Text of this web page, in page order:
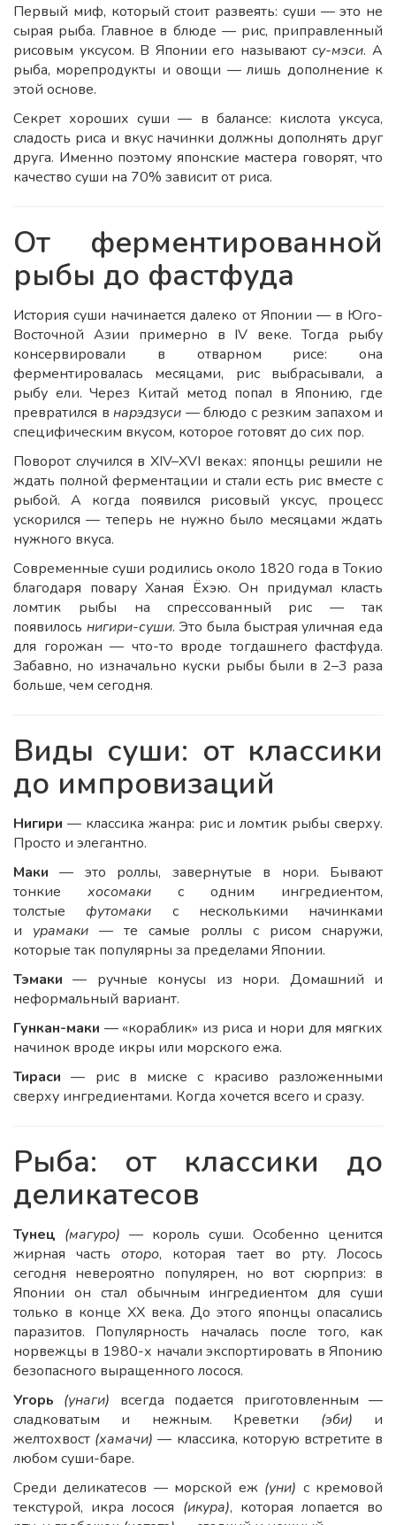
Первый миф, который стоит развеять: суши — это не
сырая рыба. Главное в блюде — рис, приправленный
рисовым уксусом. В Японии его называют су-мэси. А
рыба, морепродукты и овощи — лишь дополнение к
этой основе.
Секрет хороших суши — в балансе: кислота уксуса,
сладость риса и вкус начинки должны дополнять друг
друга. Именно поэтому японские мастера говорят, что
качество суши на 70% зависит от риса.
От ферментированной
рыбы до фастфуда
История суши начинается далеко от Японии — в Юго-
Восточной Азии примерно в IV веке. Тогда рыбу
консервировали в отварном рисе: она
ферментировалась месяцами, рис выбрасывали, а
рыбу ели. Через Китай метод попал в Японию, где
превратился в нарэдзуси — блюдо с резким запахом и
специфическим вкусом, которое готовят до сих пор.
Поворот случился в XIV–XVI веках: японцы решили не
ждать полной ферментации и стали есть рис вместе с
рыбой. А когда появился рисовый уксус, процесс
ускорился — теперь не нужно было месяцами ждать
нужного вкуса.
Современные суши родились около 1820 года в Токио
благодаря повару Ханая Ёхэю. Он придумал класть
ломтик рыбы на спрессованный рис — так
появилось нигири-суши. Это была быстрая уличная еда
для горожан — что-то вроде тогдашнего фастфуда.
Забавно, но изначально куски рыбы были в 2–3 раза
больше, чем сегодня.
Виды суши: от классики
до импровизаций
Нигири — классика жанра: рис и ломтик рыбы сверху.
Просто и элегантно.
Маки — это роллы, завернутые в нори. Бывают
тонкие хосомаки с одним ингредиентом,
толстыефутомаки с несколькими начинками
и урамаки — те самые роллы с рисом снаружи,
которые так популярны за пределами Японии.
Тэмаки — ручные конусы из нори. Домашний и
неформальный вариант.
Гункан-маки — «кораблик» из риса и нори для мягких
начинок вроде икры или морского ежа.
Тираси — рис в миске с красиво разложенными
сверху ингредиентами. Когда хочется всего и сразу.
Рыба: от классики до
деликатесов
Тунец (магуро) — король суши. Особенно ценится
жирная частьоторо, которая тает во рту. Лосось
сегодня невероятно популярен, но вот сюрприз: в
Японии он стал обычным ингредиентом для суши
только в конце XX века. До этого японцы опасались
паразитов. Популярность началась после того, как
норвежцы в 1980-х начали экспортировать в Японию
безопасного выращенного лосося.
Угорь (унаги) всегда подается приготовленным —
сладковатым и нежным. Креветки (эби) и
желтохвост (хамачи) — классика, которую встретите в
любом суши-баре.
Среди деликатесов — морской еж (уни) с кремовой
текстурой, икра лосося (икура), которая лопается во